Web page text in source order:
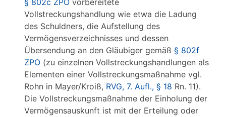
§ 802c ZPO vorbereitete
Vollstreckungshandlung wie etwa die Ladung
des Schuldners, die Aufstellung des
Vermögensverzeichnisses und dessen
Übersendung an den Gläubiger gemäß § 802f
ZPO (zu einzelnen Vollstreckungshandlungen als
Elementen einer Vollstreckungsmaßnahme vgl.
Rohn in Mayer/Kroiß, RVG, 7. Aufl., § 18 Rn. 11).
Die Vollstreckungsmaßnahme der Einholung der
Vermögensauskunft ist mit der Erteilung oder